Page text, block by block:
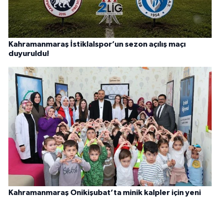
Kahramanmaraş İstiklalspor’un sezon açılış maçı
duyuruldu!
Kahramanmaraş Onikişubat’ta minik kalpler için yeni